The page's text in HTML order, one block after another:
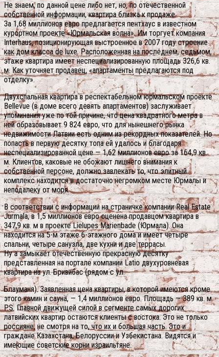
Не знаем, по данной цене либо нет, но, по отечественной
собственной информации, квартира близка к продаже.
За 1,68 миллионов евро предлагается пентхаус в известном
курортном проекте «Юрмальская волна». Им торгует компания
Interhaus, позиционирующая выстроенное в 2007 году строение
как дом класса de luxe. Расположенная на последнем, седьмом,
этаже квартира имеет неспециализированную площадь 326,6 кв.
м. Как уточняет продавец, «апартаменты предлагаются под
отделку».
Двухспальная квартира в респектабельном юрмальском проекте
Bellevue (в доме всего девять апартаментов) заслуживает
упоминания уже по той причине, что цена квадратного метра в
ней образовывает 9 824 евро, что для нынешнего рынка
недвижимости Латвии есть одним из рекордных показателей. Но
попасть в первую десятку топа ей удалось и благодаря
неспециализированной цене — 1,62 миллионов евро за 164,9 кв.
м. Клиентов, каковые не обожают лишнего внимания к
собственной персоне, должно завлекать то, что элитный
комплекс находится в достаточно негромком месте Юрмалы и
неподалеку от моря.
В соответствии с информации на страничке компании Real Estate
Jurmala, в 1,5 миллионов евро оценена продавцом квартира в
347,9 кв. м в проекте Lielupes Marienbade (Юрмала). Она
находится на 5-м этаже 6-этажного дома и имеет четыре
спальни, четыре санузла, две кухни и две террасы.
Ну а замыкает отечественную прекрасную десятку
представленная на портале компании Latio двухуровневая
квартира на ул. Бривибас (рядом с ул.
Блауманя). Заявленная цена квартиры, в которой имеются кроме
этого камин и сауна, — 1,4 миллионов евро. Площадь — 389 кв. м.
P.S. Главной движущей силой в сегменте самых дорогих
латвийских квартир остаются клиенты с востока. Это не только
россияне, не смотря на то, что их и большая часть. Это и
граждане Казахстана, Белоруссии и Узбекистана. Видятся и
имеющие советские корни израильтяне.